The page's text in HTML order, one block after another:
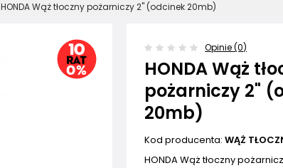
HONDA Wąż tłoczny pożarniczy 2" (odcinek 20mb)
Opinie (0)
HONDA Wąż
pożarniczy 2"
20mb)
Kod producenta:WĄŻ
HONDA Wąż tłoczny